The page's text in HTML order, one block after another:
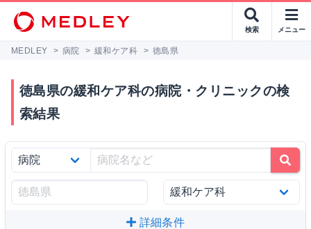
検索 メニュー
MEDLEY > 病院 > 緩和ケア科 > 徳島県
徳島県の緩和ケア科の病院・クリニックの検
索結果
詳細条件